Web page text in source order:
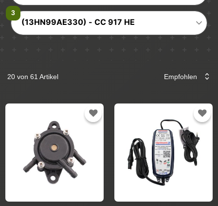
(13HN99AE330) - CC 917 HE
20 von 61 Artikel